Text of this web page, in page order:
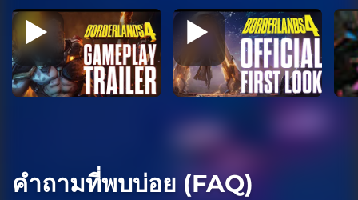
คำถามที่พบบ่อย (FAQ)